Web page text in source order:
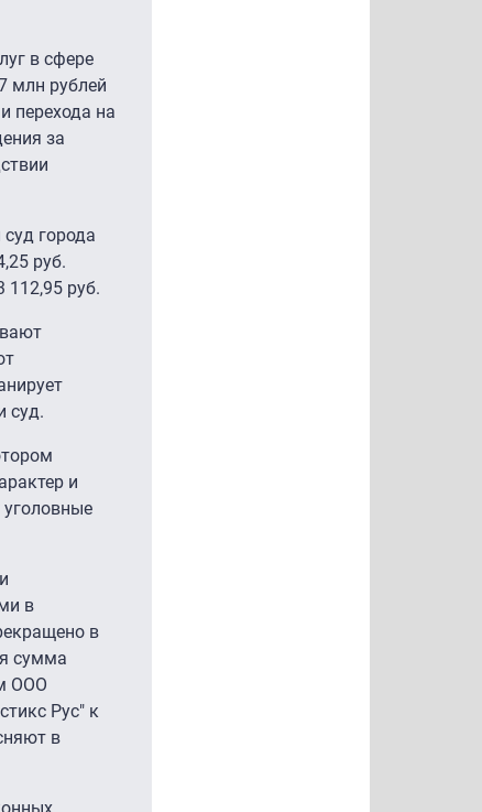
в сфере
млн рублей
перехода на
за
города
руб.
112,95 руб.
суд.
и
в
в
сумма
ООО
Рус" к
в